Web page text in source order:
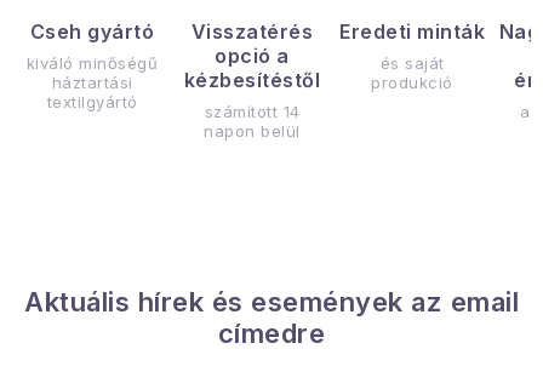
Cseh gyártó
kiváló minőségű
háztartási
textilgyártó
Visszatérés
opció a
kézbesítéstől
számított 14
napon belül
Eredeti minták
és saját
produkció
Aktuális hírek és események az email
címedre